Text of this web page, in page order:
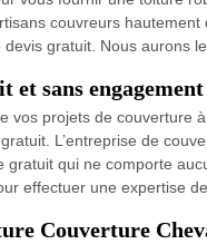
couvreurs
gratuit. Nous aurons
et sans engagement
vos projets de couverture
L’entreprise de
gratuit qui ne comporte
effectuer une expertise
Couverture